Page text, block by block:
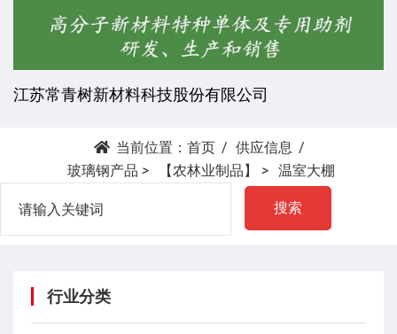
江苏常青树新材料科技股份有限公司
当前位置： 首页
供应信息
玻璃钢产品 > 【农林业制品】 > 温室大棚
搜索
行业分类